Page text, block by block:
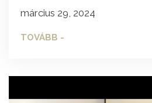
március 29, 2024
TOVÁBB -